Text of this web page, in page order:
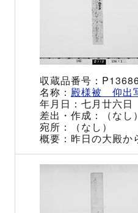
殿様被 仰出
七月廿六日
（なし）
（なし）
昨日の大殿か